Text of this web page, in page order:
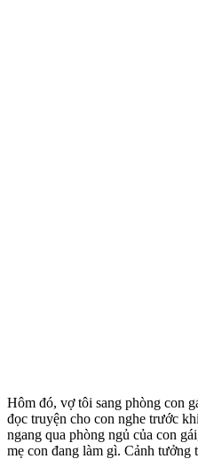
Hôm đó, vợ tôi sang phòng con
đọc truyện cho con nghe trước
ngang qua phòng ngủ của con
mẹ con đang làm gì. Cảnh tưởng